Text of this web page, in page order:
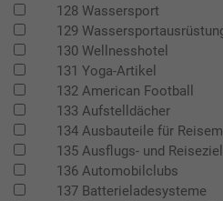
128 Wassersport
129
130 Wellnesshotel
131 Yoga-Artikel
132 American Football
133 Aufstelldächer
134 Ausbauteile für
135 Ausflugs- und
136 Automobilclubs
137 Batterieladesysteme